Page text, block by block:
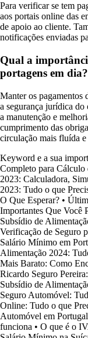
Para verificar se tem
aos portais online das
de apoio ao cliente.
notificações enviadas
Qual a
portagens em dia?
Manter os pagamentos
a segurança jurídica
a manutenção e
cumprimento das
circulação mais fluída e
Keyword e a sua
Completo para
2023: Calculadora,
2023: Tudo o que
O Que Esperar? •
Importantes Que Você
Subsídio de
Verificação de Seguro
Salário Mínimo em
Alimentação 2024:
Mais Barato: Como
Ricardo Seguro
Subsídio de
Seguro Automóvel:
Online: Tudo o que
Automóvel em Portugal
funciona • O que é o